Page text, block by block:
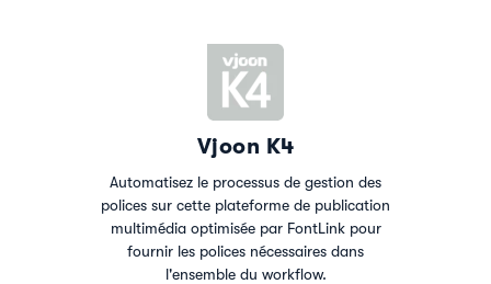
Vjoon K4
Automatisez le processus de gestion des
polices sur cette plateforme de publication
multimédia optimisée par FontLink pour
fournir les polices nécessaires dans
l'ensemble du workflow.